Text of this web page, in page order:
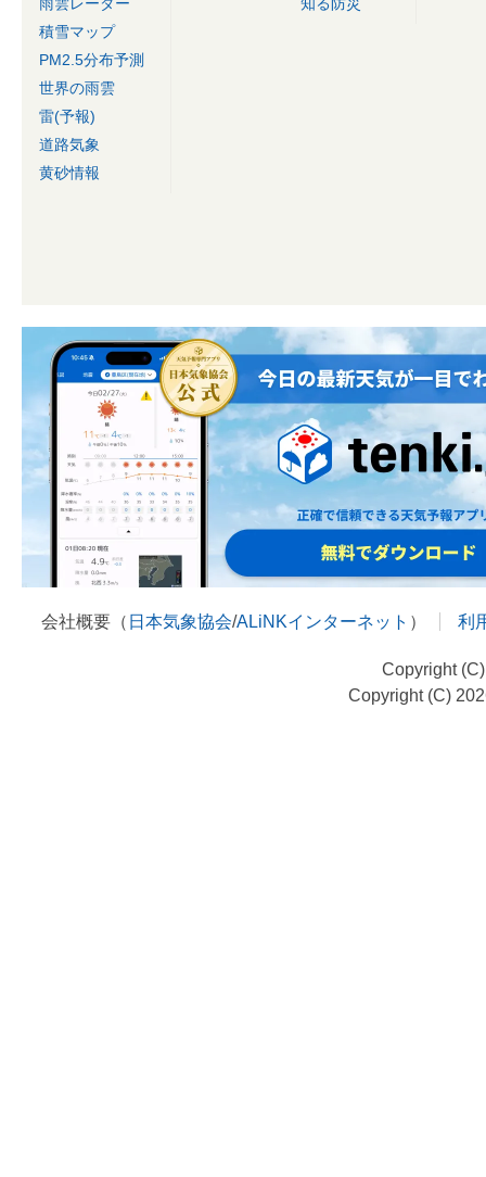
積雪マップ
PM2.5分布予測
世界の雨雲
雷(予報)
道路気象
黄砂情報
会社概要（ 日本気象協会/ALiNKインターネット ） 利
Copyright
Copyright (C)